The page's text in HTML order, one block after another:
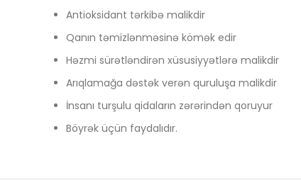
Antioksidant tərkibə malikdir
Qanın təmizlənməsinə kömək edir
Həzmi sürətləndirən xüsusiyyətlərə malikdir
Arıqlamağa dəstək verən quruluşa malikdir
İnsanı turşulu qidaların zərərindən qoruyur
Böyrək üçün faydalıdır.